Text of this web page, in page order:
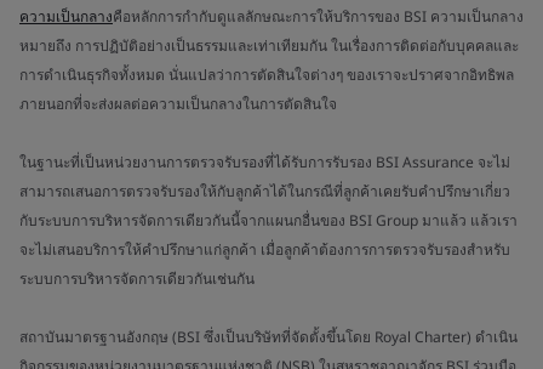
ความเป็นกลางคือหลักการกำกับดูแลลักษณะการให้บริการของ BSI ความเป็นกลาง
หมายถึง การปฏิบัติอย่างเป็นธรรมและเท่าเทียมกัน ในเรื่องการติดต่อกับบุคคลและ
การดำเนินธุรกิจทั้งหมด นั่นแปลว่าการตัดสินใจต่างๆ ของเราจะปราศจากอิทธิพล
ภายนอกที่จะส่งผลต่อความเป็นกลางในการตัดสินใจ
ในฐานะที่เป็นหน่วยงานการตรวจรับรองที่ได้รับการรับรอง BSI Assurance จะไม่
สามารถเสนอการตรวจรับรองให้กับลูกค้าได้ในกรณีที่ลูกค้าเคยรับคำปรึกษาเกี่ยว
กับระบบการบริหารจัดการเดียวกันนี้จากแผนกอื่นของ BSI Group มาแล้ว แล้วเรา
จะไม่เสนอบริการให้คำปรึกษาแก่ลูกค้า เมื่อลูกค้าต้องการการตรวจรับรองสำหรับ
ระบบการบริหารจัดการเดียวกันเช่นกัน
สถาบันมาตรฐานอังกฤษ (BSI ซึ่งเป็นบริษัทที่จัดตั้งขึ้นโดย Royal Charter) ดำเนิน